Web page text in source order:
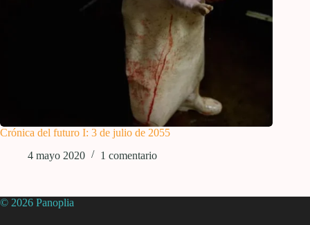
Crónica del futuro I: 3 de julio de 2055
4 mayo 2020
1 comentario
© 2026 Panoplia